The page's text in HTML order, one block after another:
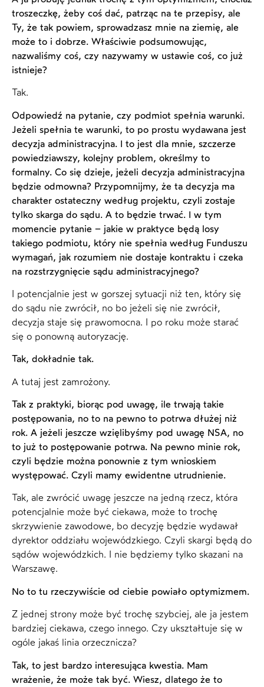
troszeczkę, żeby coś dać, patrząc na te przepisy, ale
Ty, że tak powiem, sprowadzasz mnie na ziemię, ale
może to i dobrze. Właściwie podsumowując,
nazwaliśmy coś, czy nazywamy w ustawie coś, co już
istnieje?
Tak.
Odpowiedź na pytanie, czy podmiot spełnia warunki.
Jeżeli spełnia te warunki, to po prostu wydawana jest
decyzja administracyjna. I to jest dla mnie, szczerze
powiedziawszy, kolejny problem, określmy to
formalny. Co się dzieje, jeżeli decyzja administracyjna
będzie odmowna? Przypomnijmy, że ta decyzja ma
charakter ostateczny według projektu, czyli zostaje
tylko skarga do sądu. A to będzie trwać. I w tym
momencie pytanie – jakie w praktyce będą losy
takiego podmiotu, który nie spełnia według Funduszu
wymagań, jak rozumiem nie dostaje kontraktu i czeka
na rozstrzygnięcie sądu administracyjnego?
I potencjalnie jest w gorszej sytuacji niż ten, który się
do sądu nie zwrócił, no bo jeżeli się nie zwrócił,
decyzja staje się prawomocna. I po roku może starać
się o ponowną autoryzację.
Tak, dokładnie tak.
A tutaj jest zamrożony.
Tak z praktyki, biorąc pod uwagę, ile trwają takie
postępowania, no to na pewno to potrwa dłużej niż
rok. A jeżeli jeszcze wzięlibyśmy pod uwagę NSA, no
to już to postępowanie potrwa. Na pewno minie rok,
czyli będzie można ponownie z tym wnioskiem
występować. Czyli mamy ewidentne utrudnienie.
Tak, ale zwrócić uwagę jeszcze na jedną rzecz, która
potencjalnie może być ciekawa, może to trochę
skrzywienie zawodowe, bo decyzję będzie wydawał
dyrektor oddziału wojewódzkiego. Czyli skargi będą do
sądów wojewódzkich. I nie będziemy tylko skazani na
Warszawę.
No to tu rzeczywiście od ciebie powiało optymizmem.
Z jednej strony może być trochę szybciej, ale ja jestem
bardziej ciekawa, czego innego. Czy ukształtuje się w
ogóle jakaś linia orzecznicza?
Tak, to jest bardzo interesująca kwestia. Mam
wrażenie, że może tak być. Wiesz, dlatego że to